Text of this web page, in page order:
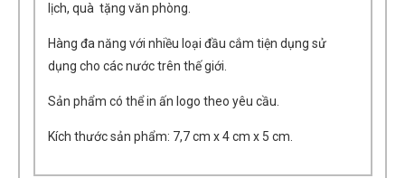
lịch, quà tặng văn phòng.
Hàng đa năng với nhiều loại đầu cắm tiện dụng sử
dụng cho các nước trên thế giới.
Sản phẩm có thể in ấn logo theo yêu cầu.
Kích thước sản phẩm: 7,7 cm x 4 cm x 5 cm.